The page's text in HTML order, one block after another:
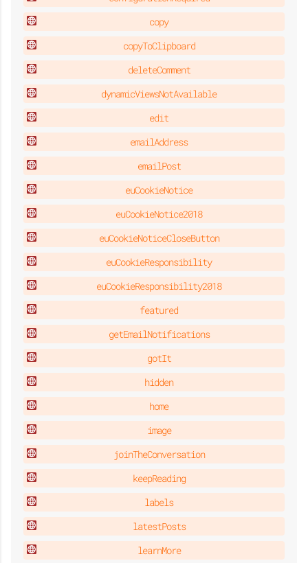
copy
copyToClipboard
deleteComment
dynamicViewsNotAvailable
edit
emailAddress
emailPost
euCookieNotice
euCookieNotice2018
euCookieNoticeCloseButton
euCookieResponsibility
euCookieResponsibility2018
featured
getEmailNotifications
gotIt
hidden
home
image
joinTheConversation
keepReading
labels
latestPosts
learnMore